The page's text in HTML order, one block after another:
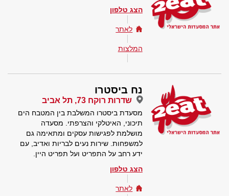
הצג טלפון
לאתר
המלצות
נח ביסטרו
שדרות רוקח 73, תל אביב
מסעדת ביסטרו המשלבת בין המטבח הים
תיכוני, האיטלקי והצרפתי. מסעדה
מושלמת לפגישות עסקים ומתאימה גם
למשפחות. שירות נעים לבריות ואדיב, עם
ידע רחב על התפריט ועל תפריט היין.
הצג טלפון
לאתר